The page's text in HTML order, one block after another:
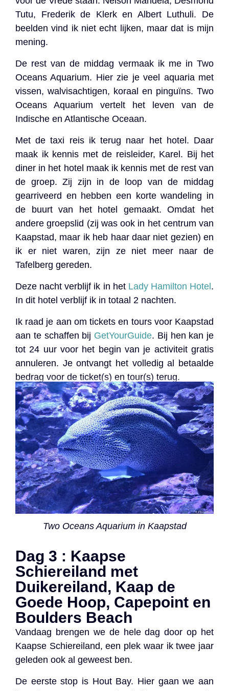
Tutu, Frederik de Klerk en Albert Luthuli. De
beelden vind ik niet echt lijken, maar dat is mijn
mening.
De rest van de middag vermaak ik me in Two
Oceans Aquarium. Hier zie je veel aquaria met
vissen, walvisachtigen, koraal en pinguïns. Two
Oceans Aquarium vertelt het leven van de
Indische en Atlantische Oceaan.
Met de taxi reis ik terug naar het hotel. Daar
maak ik kennis met de reisleider, Karel. Bij het
diner in het hotel maak ik kennis met de rest van
de groep. Zij zijn in de loop van de middag
gearriveerd en hebben een korte wandeling in
de buurt van het hotel gemaakt. Omdat het
andere groepslid (zij was ook in het centrum van
Kaapstad, maar ik heb haar daar niet gezien) en
ik er niet waren, zijn ze niet meer naar de
Tafelberg gereden.
Deze nacht verblijf ik in het Lady Hamilton Hotel.
In dit hotel verblijf ik in totaal 2 nachten.
Ik raad je aan om tickets en tours voor Kaapstad
aan te schaffen bij GetYourGuide. Bij hen kan je
tot 24 uur voor het begin van je activiteit gratis
annuleren. Je ontvangt het volledig al betaalde
bedrag voor de ticket(s) en tour(s) terug.
Two Oceans Aquarium in Kaapstad
Dag 3 : Kaapse
Schiereiland met
Duikereiland, Kaap de
Goede Hoop, Capepoint en
Boulders Beach
Vandaag brengen we de hele dag door op het
Kaapse Schiereiland, een plek waar ik twee jaar
geleden ook al geweest ben.
De eerste stop is Hout Bay. Hier gaan we aan